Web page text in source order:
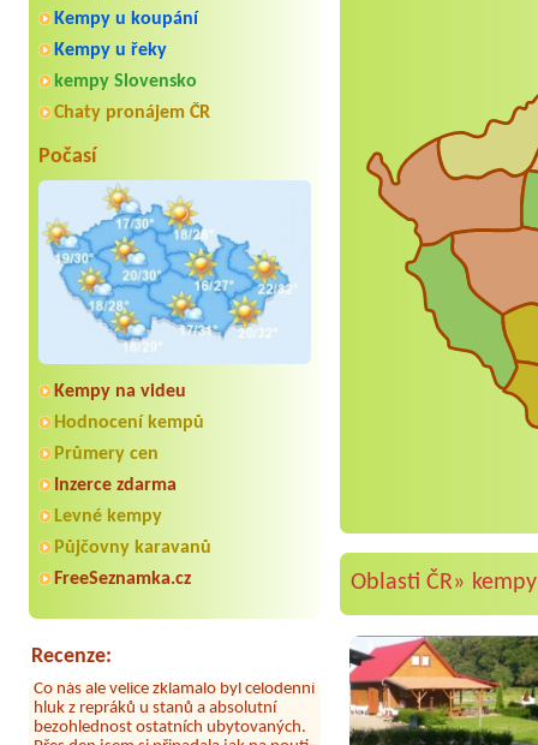
Kempy u koupání
Kempy u řeky
kempy Slovensko
Chaty pronájem ČR
Počasí
Kempy na videu
Hodnocení kempů
Průmery cen
Inzerce zdarma
Levné kempy
Půjčovny karavanů
FreeSeznamka.cz
Recenze:
Byli jsme zde v týdnu od 25.7. do 1.8.
2026. Kemp jako takový je pěkný. V
umývárně i na WC bylo vždy čisto,
doplněný papír i utěrky, což při
samozřejmost. V kempu je obchod a
Co nás ale velice zklamalo byl celodenní
bezohlednost ostatních ubytovaných.
Přes den jsem si připadala jak na pouti-
z každého koutu hrála jiná
Oblasti ČR»